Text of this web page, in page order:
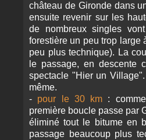
château de Gironde dans
ensuite revenir sur les
de nombreux singles
forestière un peu trop large
peu plus technique). La
le passage, en descente
spectacle "Hier un
même.
- pour le 30 km :
première boucle passe par
éliminé tout le bitume en
passage beaucoup plus